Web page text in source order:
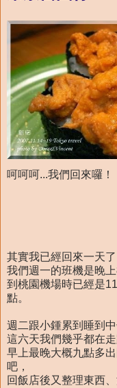
呵呵呵...我們回來囉！
其實我已經回來一天了
我們週一的班機是晚
到桃園機場時已經是
點。
週二跟小鍾累到睡到
這六天我們幾乎都在
早上最晚大概九點多
吧，
回飯店後又整理東西